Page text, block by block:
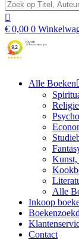
€ 0,00 0
Alle Boeken
Religie
Alle
Inkoop
Contact